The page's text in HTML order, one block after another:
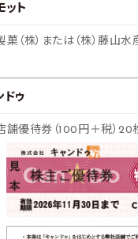
ット
菓（株）または（株）藤山
ドゥ
舗優待券（100円＋税）20